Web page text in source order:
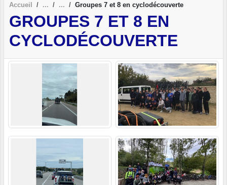
Accueil Groupes 7 et 8 en cyclodécouverte
GROUPES 7 ET 8 EN
CYCLODÉCOUVERTE